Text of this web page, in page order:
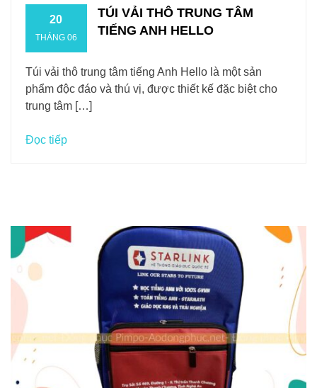
20
THÁNG 06
TÚI VẢI THÔ TRUNG TÂM
TIẾNG ANH HELLO
Túi vải thô trung tâm tiếng Anh Hello là một sản
phẩm độc đáo và thú vị, được thiết kế đặc biệt cho
trung tâm […]
Đọc tiếp